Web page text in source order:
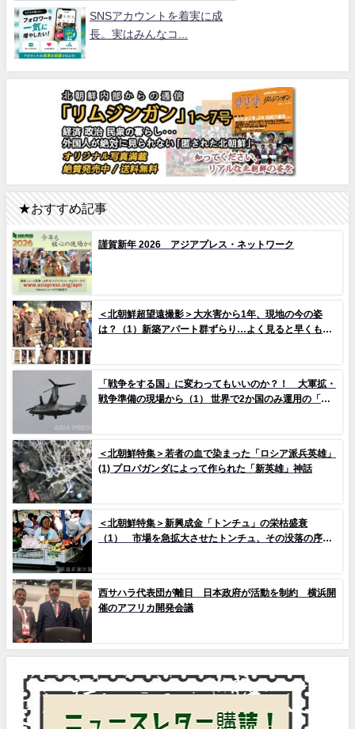
SNSアカウントを着実に成
長。実はみんなコ...
★おすすめ記事
謹賀新年 2026 アジアプレス・ネットワーク
＜北朝鮮超望遠撮影＞大水害から1年、現地の今の姿
は？（1）新築アパート群ずらり…よく見ると早くもタ
「戦争をする国」に変わってもいいのか？！ 大軍拡・
戦争準備の現場から（1） 世界で2か国のみ運用の「欠
＜北朝鮮特集＞若者の血で染まった「ロシア派兵英雄」
(1) プロパガンダによって作られた「新英雄」神話
＜北朝鮮特集＞新興成金「トンチュ」の栄枯盛衰
（1） 市場を急拡大させたトンチュ、その没落の序幕
西サハラ代表団が離日 日本政府が活動を制約 横浜開
催のアフリカ開発会議